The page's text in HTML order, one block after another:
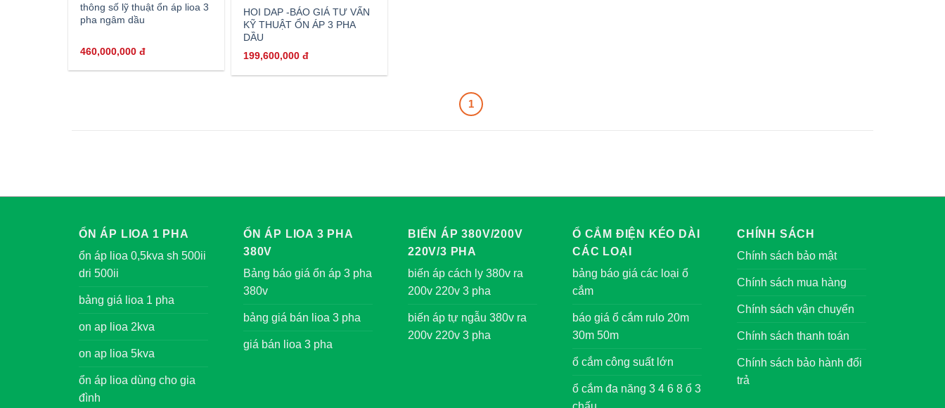
thông số lỹ thuật ổn áp lioa 3
pha ngâm dầu
460,000,000đ
HOI DAP -BÁO GIÁ TƯ VẤN
KỸ THUẬT ỔN ÁP 3 PHA
DẦU
199,600,000đ
1
ỔN ÁP LIOA 1 PHA
ổn áp lioa 0,5kva sh 500ii
dri 500ii
bảng giá lioa 1 pha
on ap lioa 2kva
on ap lioa 5kva
ổn áp lioa dùng cho gia
đình
ỔN ÁP LIOA 3 PHA
380V
Bảng báo giá ổn áp 3 pha
380v
bảng giá bán lioa 3 pha
giá bán lioa 3 pha
BIẾN ÁP 380V/200V
220V/3 PHA
biến áp cách ly 380v ra
200v 220v 3 pha
biến áp tự ngẫu 380v ra
200v 220v 3 pha
Ổ CẮM ĐIỆN KÉO DÀI
CÁC LOẠI
bảng báo giá các loại ổ
cắm
báo giá ổ cắm rulo 20m
30m 50m
ổ cắm công suất lớn
ổ cắm đa năng 3 4 6 8 ổ 3
CHÍNH SÁCH
Chính sách bảo mật
Chính sách mua hàng
Chính sách vận chuyển
Chính sách thanh toán
Chính sách bảo hành đổi
trả